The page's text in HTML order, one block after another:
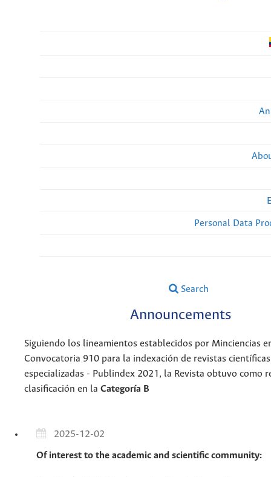
Personal Data
Search
Announcements
Siguiendo los lineamientos establecidos por Minciencias
Convocatoria 910 para la indexación de revistas
especializadas - Publindex 2021, la Revista obtuvo como
clasificación en la Categoría B
2025-12-02
Of interest to the academic and scientific community: